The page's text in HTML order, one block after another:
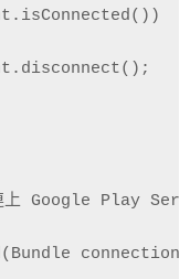
Google Play